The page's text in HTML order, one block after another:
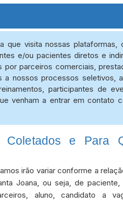
que visita nossas plataformas,
e/ou pacientes diretos e
por parceiros comerciais,
a nossos processos seletivos,
participantes de
venham a entrar em contato
Coletados e Para
irão variar conforme a
Joana, ou seja, de paciente,
aluno, candidato a